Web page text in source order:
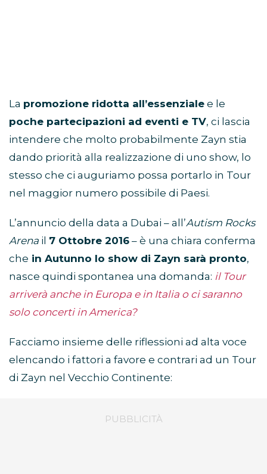
La promozione ridotta all’essenziale e le
poche partecipazioni ad eventi e TV, ci lascia
intendere che molto probabilmente Zayn stia
dando priorità alla realizzazione di uno show, lo
stesso che ci auguriamo possa portarlo in Tour
nel maggior numero possibile di Paesi.
L’annuncio della data a Dubai – all’Autism Rocks
Arena il 7 Ottobre 2016 – è una chiara conferma
che in Autunno lo show di Zayn sarà pronto,
nasce quindi spontanea una domanda: il Tour
arriverà anche in Europa e in Italia o ci saranno
solo concerti in America?
Facciamo insieme delle riflessioni ad alta voce
elencando i fattori a favore e contrari ad un Tour
di Zayn nel Vecchio Continente: